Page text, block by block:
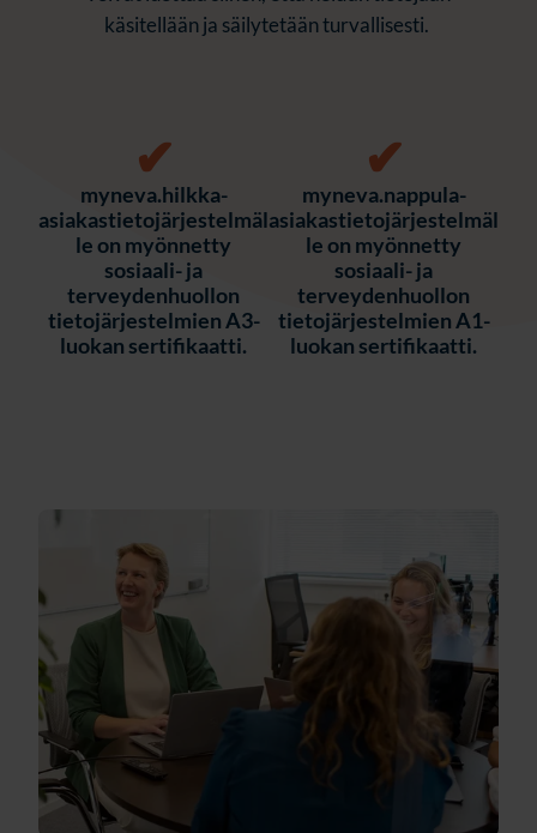
käsitellään ja säilytetään turvallisesti.
✔
myneva.hilkka-
asiakastietojärjestelmäl
le on myönnetty
sosiaali- ja
terveydenhuollon
tietojärjestelmien A3-
luokan sertifikaatti.
✔
myneva.nappula-
asiakastietojärjestelmäl
le on myönnetty
sosiaali- ja
terveydenhuollon
tietojärjestelmien A1-
luokan sertifikaatti.